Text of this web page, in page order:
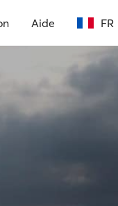
Aide FR